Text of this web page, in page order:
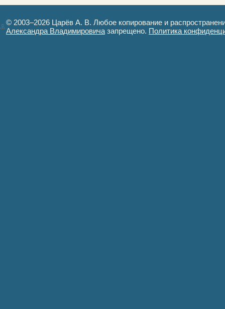
© 2003–2026 Царёв А. В. Любое копирование и
Александра Владимировича запрещено. Политика
Авторизация